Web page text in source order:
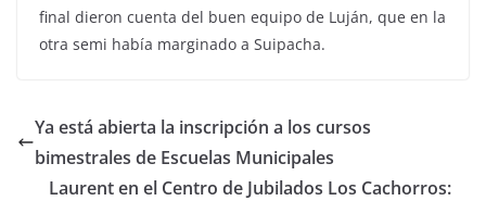
final dieron cuenta del buen equipo de Luján, que en la
otra semi había marginado a Suipacha.
Ya está abierta la inscripción a los cursos
bimestrales de Escuelas Municipales
Laurent en el Centro de Jubilados Los Cachorros: